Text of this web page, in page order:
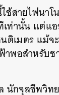
ช้สายไฟนา
ท่านั้น แต่แ
ติเมตร แม้จ
พอสำหรับ
นักจุลชีพวิท